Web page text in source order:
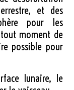
et des
pour les
moment de
possible pour
lunaire, le